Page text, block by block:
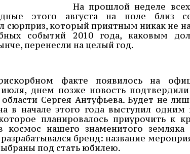
На прошлой неделе
этого августа на поле близ
сюрприз, который приятным никак не
событий 2010 года, каковым
перенесли на целый год.
факте появилось на
днем позже новость
Сергея Антуфьева. Будет не
в начале этого года выступил одним
планировалось приурочить к
космос нашего знаменитого земляка
бренд: название
под стать юбилею.